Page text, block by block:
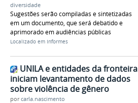
diversidade
Sugestões serão compiladas e sintetizadas
em um documento, que será debatido e
aprimorado em audiências públicas
Localizado em Informes
UNILA e entidades da fronteira
iniciam levantamento de dados
sobre violência de gênero
porcarla.nascimento